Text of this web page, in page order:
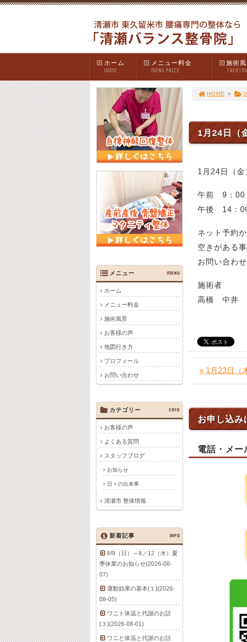
ホーム
HOME
メニュー料金
MENU PRICE
施術
HOME >
1月24日（
1月24日（金
午前 9：00
午後 14：
ネット予約
空きがある
お問い合わ
施術者
高橋 中井
« 1月23日（
お申し込み
電話・メー
メニュー MENU
ホーム
メニュー料金
施術風景
お客様の声
地図行き方
プロフィール
お問い合わせ
カテゴリー CATE
お客様の声
よくある質問
スタッフブログ
お知らせ
日々の出来事
清瀬市 整体情報
新着記事 INFO
8/9（日）～8／12（水）夏
季休業のお知らせ(2026-08-
07)
運動効果の基本(１)(2026-
08-05)
ワニト体温と代謝のお話
(３)(2026-08-01)
ワニと体温と代謝のお話